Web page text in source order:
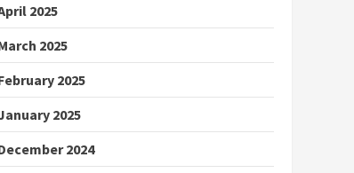
2025
2025
2025
2025
2024